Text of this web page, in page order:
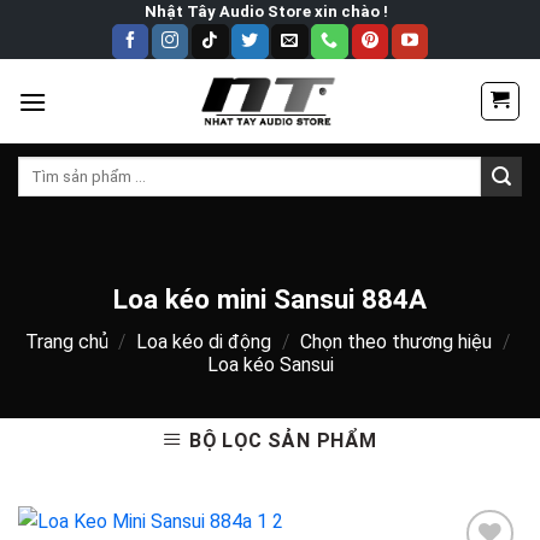
Nhật Tây Audio Store xin chào !
Tìm
Loa kéo mini Sansui 884A
Trang chủ / Loa kéo di động / Chọn theo thương hiệu /
Loa kéo Sansui
BỘ LỌC SẢN PHẨM